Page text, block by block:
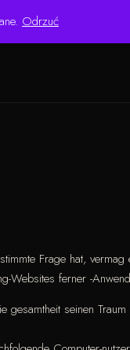
Odrzuć
Frage hat,
Websites ferner -
seinen